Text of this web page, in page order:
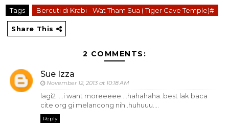
Tags Bercuti di Krabi - Wat Tham Sua ( Tiger Cave Temple)#
Share This
2 COMMENTS:
Sue Izza
November 12, 2013 at 10:18 AM
lagi2 ....i want moreeeee....hahahaha..best lak baca
cite org gi melancong nih..huhuuu....
Reply